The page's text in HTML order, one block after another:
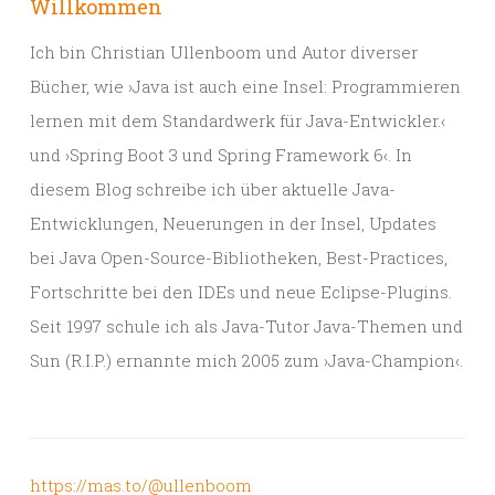
Willkommen
Ich bin Christian Ullenboom und Autor diverser
Bücher, wie ›Java ist auch eine Insel: Programmieren
lernen mit dem Standardwerk für Java-Entwickler.‹
und ›Spring Boot 3 und Spring Framework 6‹. In
diesem Blog schreibe ich über aktuelle Java-
Entwicklungen, Neuerungen in der Insel, Updates
bei Java Open-Source-Bibliotheken, Best-Practices,
Fortschritte bei den IDEs und neue Eclipse-Plugins.
Seit 1997 schule ich als Java-Tutor Java-Themen und
Sun (R.I.P.) ernannte mich 2005 zum ›Java-Champion‹.
https://mas.to/@ullenboom